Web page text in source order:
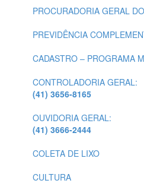
PROCURADORIA GERAL
PREVIDÊNCIA
CADASTRO – PROGRAMA
CONTROLADORIA GERAL:
(41) 3656-8165
OUVIDORIA GERAL:
(41) 3666-2444
COLETA DE LIXO
CULTURA